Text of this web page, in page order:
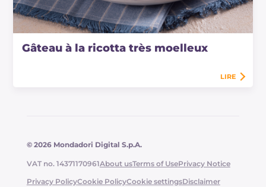
Gâteau à la ricotta très moelleux
LIRE
© 2026 Mondadori Digital S.p.A.
VAT no. 14371170961About usTerms of UsePrivacy Notice
Privacy PolicyCookie PolicyCookie settingsDisclaimer